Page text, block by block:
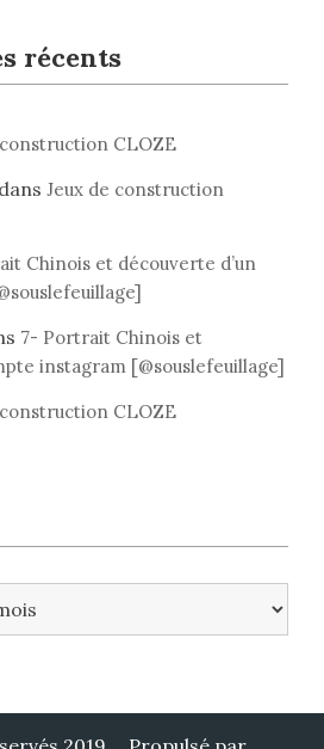
récents
CLOZE
dans Jeux de construction
Chinois et découverte d’un
7- Portrait Chinois et
instagram [@souslefeuillage]
CLOZE